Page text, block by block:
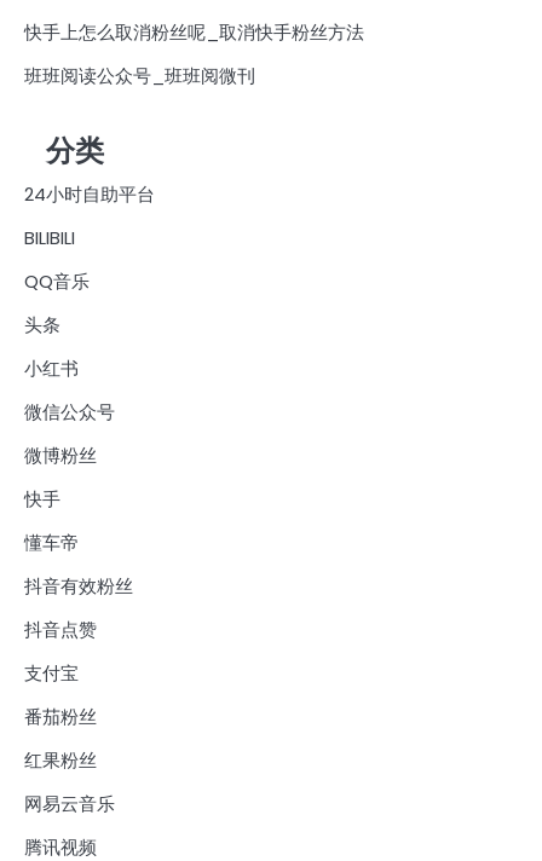
快手上怎么取消粉丝呢_取消快手粉丝方法
班班阅读公众号_班班阅微刊
分类
24小时自助平台
BILIBILI
QQ音乐
头条
小红书
微信公众号
微博粉丝
快手
懂车帝
抖音有效粉丝
抖音点赞
支付宝
番茄粉丝
红果粉丝
网易云音乐
腾讯视频